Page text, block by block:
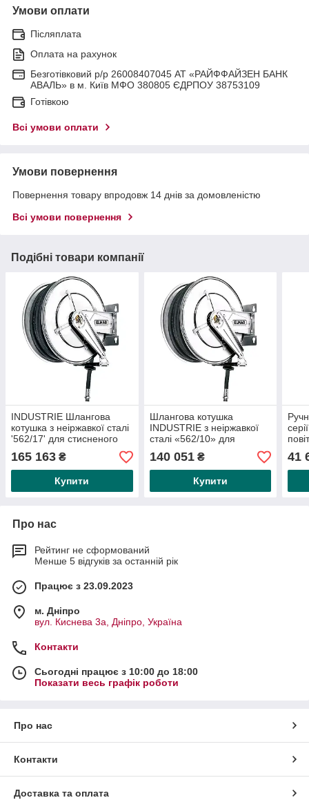
Умови оплати
Післяплата
Оплата на рахунок
Безготівковий р/р 26008407045 АТ «РАЙФФАЙЗЕН БАНК
АВАЛЬ» в м. Київ МФО 380805 ЄДРПОУ 38753109
Готівкою
Всі умови оплати
Умови повернення
Повернення товару впродовж 14 днів за домовленістю
Всі умови повернення
Подібні товари компанії
INDUSTRIE Шлангова
котушка з неіржавкої сталі
'562/17' для стисненого
повітря та води 70 °C, 40
м, 1/2', 20 барів
165 163 ₴
Купити
Шлангова котушка
INDUSTRIE з неіржавкої
сталі «562/10» для
стисненого повітря та
води 70 °C, 20 барів «без
шланга»
140 051₴
Купити
IT
41
Про нас
Рейтинг не сформований
Менше 5 відгуків за останній рік
Працює з 23.09.2023
м. Дніпро
вул. Киснева 3а, Дніпро, Україна
Контакти
Сьогодні працює з 10:00 до 18:00
Показати весь графік роботи
Про нас
Контакти
Доставка та оплата